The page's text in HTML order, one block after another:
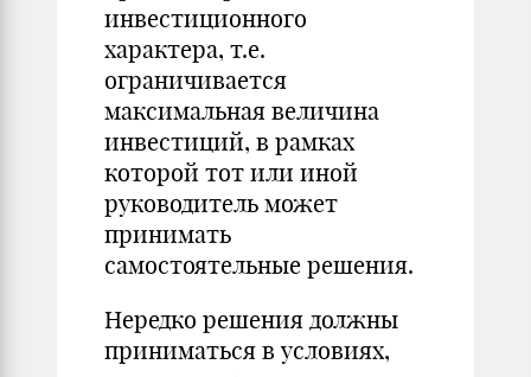
инвестиционного
характера, т.е.
ограничивается
максимальная величина
инвестиций, в рамках
которой тот или иной
руководитель может
принимать
самостоятельные решения.
Нередко решения должны
приниматься в условиях,